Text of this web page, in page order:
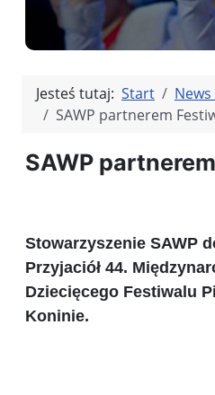
Jesteś tutaj: Start
SAWP partnerem
SAWP
Stowarzyszenie SAWP
Przyjaciół 44.
Dziecięcego Festiwalu
Koninie.